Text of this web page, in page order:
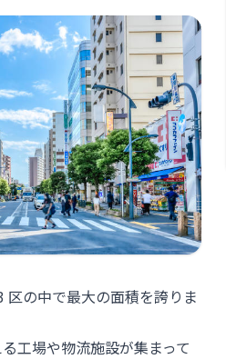
区の中で最大の面積を誇りま
工場や物流施設が集まって